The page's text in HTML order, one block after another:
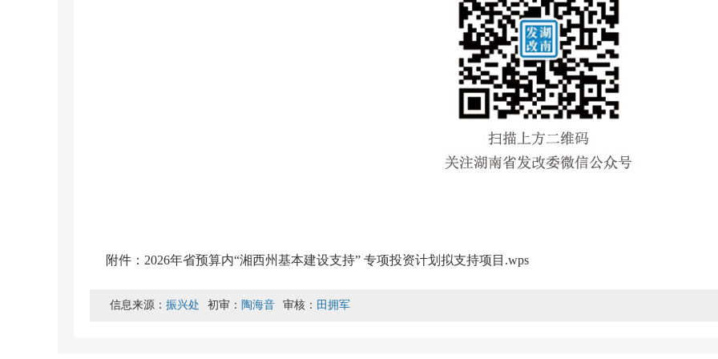
附件：2026年省预算内“湘西州基本建设支持” 专项投资计划拟支持项目.wps
信息来源： 振兴处 初审： 陶海音 审核： 田拥军